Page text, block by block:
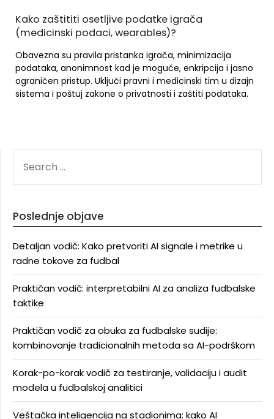
Kako zaštititi osetljive podatke igrača
(medicinski podaci, wearables)?
Obavezna su pravila pristanka igrača, minimizacija
podataka, anonimnost kad je moguće, enkripcija i jasno
ograničen pristup. Uključi pravni i medicinski tim u dizajn
sistema i poštuj zakone o privatnosti i zaštiti podataka.
FOR:
Poslednje objave
Detaljan vodič: Kako pretvoriti AI signale i metrike u
radne tokove za fudbal
Praktičan vodič: interpretabilni AI za analiza fudbalske
taktike
Praktičan vodič za obuka za fudbalske sudije:
kombinovanje tradicionalnih metoda sa AI-podrškom
Korak-po-korak vodič za testiranje, validaciju i audit
modela u fudbalskoj analitici
Veštačka inteligencija na stadionima: kako AI